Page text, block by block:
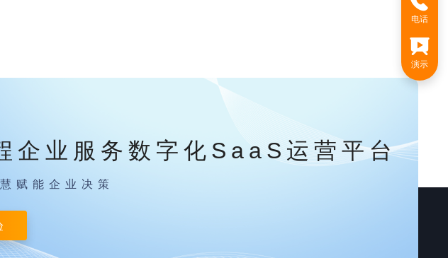
企业服务数字化SaaS运营平台
赋能企业决策
电话
演示